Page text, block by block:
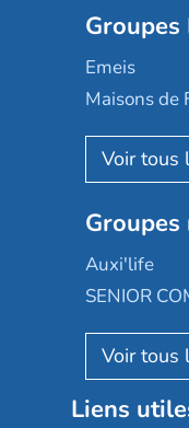
Mobicap
Domusvi
Happy
Aquarelia
Nexity
Les jardins
Occitalia
Reseda
Stella
Les villages
Groupes
Emeis
Maisons de
Korian
Emera
Groupe SOS
Le Noble Âge
Almage
Résidalya
Groupe
Auxi'life
SENIOR
AGE D'OR
Liens